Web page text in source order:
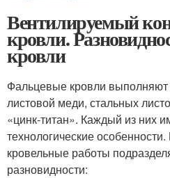
Вентилируемый
кровли.
кровли
Фальцевые кровли выполняют
листовой меди, стальных
«цинк-титан». Каждый из них
технологические
кровельные работы
разновидности: